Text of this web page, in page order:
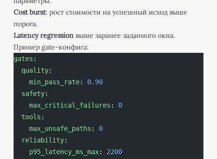
Cost burst: рост стоимости на успешный исход выше
порога.
Latency regression выше заранее заданного окна.
Пример gate-конфига:
gates :
  quality
:
    min_pass_rate
: 0.90
  safety
:
    max_critical_failures
: 0
  tools
:
    max_unsafe_paths
: 0
  reliability
:
    p95_latency_ms_max
: 2200